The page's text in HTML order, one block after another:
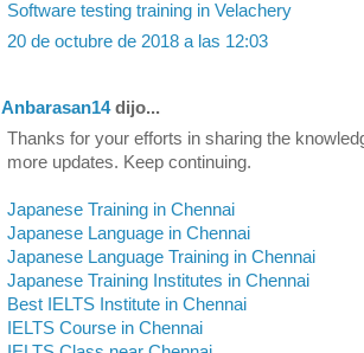
Software testing training in Velachery
20 de octubre de 2018 a las 12:03
Anbarasan14dijo...
Thanks for your efforts in sharing the
more updates. Keep continuing.
Japanese Training in Chennai
Japanese Language in Chennai
Japanese Language Training in Chennai
Japanese Training Institutes in Chennai
Best IELTS Institute in Chennai
IELTS Course in Chennai